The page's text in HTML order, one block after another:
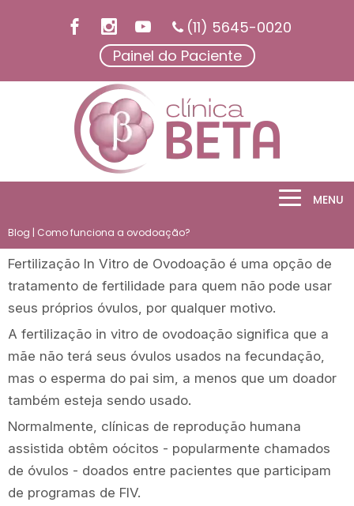
(11) 5645-0020
Painel do Paciente
MENU
Blog | Como funciona a ovodoação?
Fertilização In Vitro de Ovodoação é uma opção de
tratamento de fertilidade para quem não pode usar
seus próprios óvulos, por qualquer motivo.
A fertilização in vitro de ovodoação significa que a
mãe não terá seus óvulos usados na fecundação,
mas o esperma do pai sim, a menos que um doador
também esteja sendo usado.
Normalmente, clínicas de reprodução humana
assistida obtêm oócitos - popularmente chamados
de óvulos - doados entre pacientes que participam
de programas de FIV.